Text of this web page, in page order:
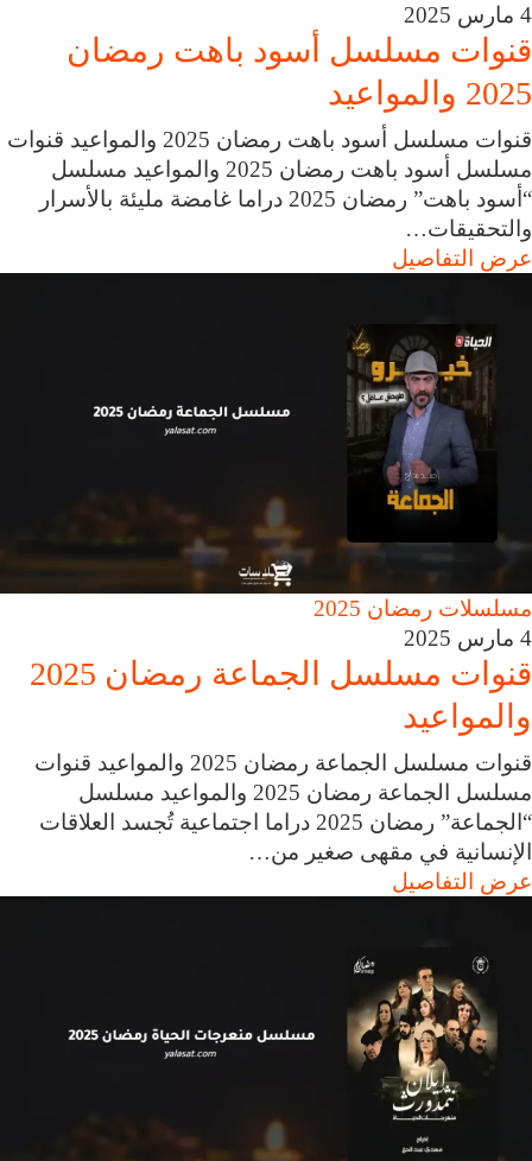
4 مارس 2025
قنوات مسلسل أسود باهت رمضان
2025 والمواعيد
قنوات مسلسل أسود باهت رمضان 2025 والمواعيد قنوات
مسلسل أسود باهت رمضان 2025 والمواعيد مسلسل
“أسود باهت” رمضان 2025 دراما غامضة مليئة بالأسرار
والتحقيقات…
عرض التفاصيل
مسلسلات رمضان 2025
4 مارس 2025
قنوات مسلسل الجماعة رمضان 2025
والمواعيد
قنوات مسلسل الجماعة رمضان 2025 والمواعيد قنوات
مسلسل الجماعة رمضان 2025 والمواعيد مسلسل
“الجماعة” رمضان 2025 دراما اجتماعية تُجسد العلاقات
الإنسانية في مقهى صغير من…
عرض التفاصيل